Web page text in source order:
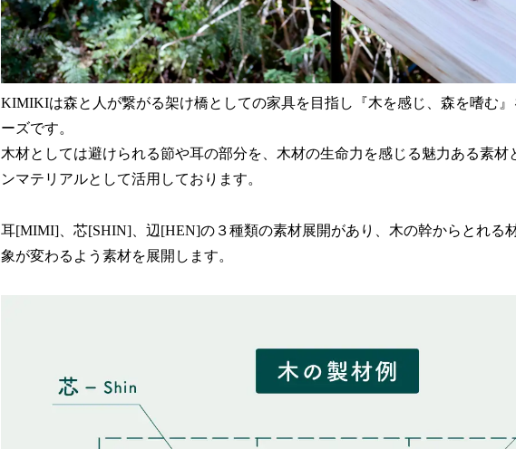
KIMIKIは森と人が繋がる架け橋としての家具を目指し『木を感じ、森を嗜む』
ーズです。
木材としては避けられる節や耳の部分を、木材の生命力を感じる魅力ある素材
ンマテリアルとして活用しております。
耳[MIMI]、芯[SHIN]、辺[HEN]の３種類の素材展開があり、木の幹からとれる
象が変わるよう素材を展開します。